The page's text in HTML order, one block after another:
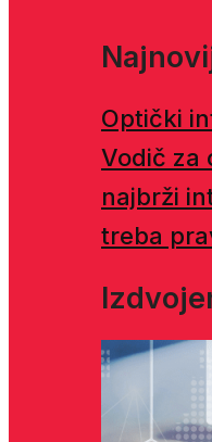
Optički
Vodič za
najbrži
treba